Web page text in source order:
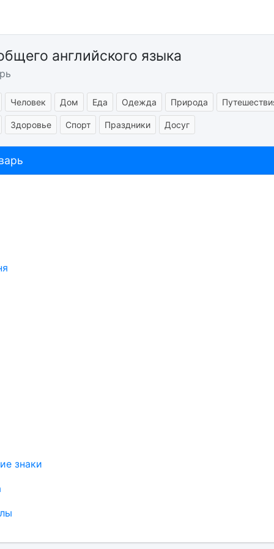
английского языка
Человек Дом Еда Одежда Природа
Здоровье Спорт Праздники Досуг
знаки